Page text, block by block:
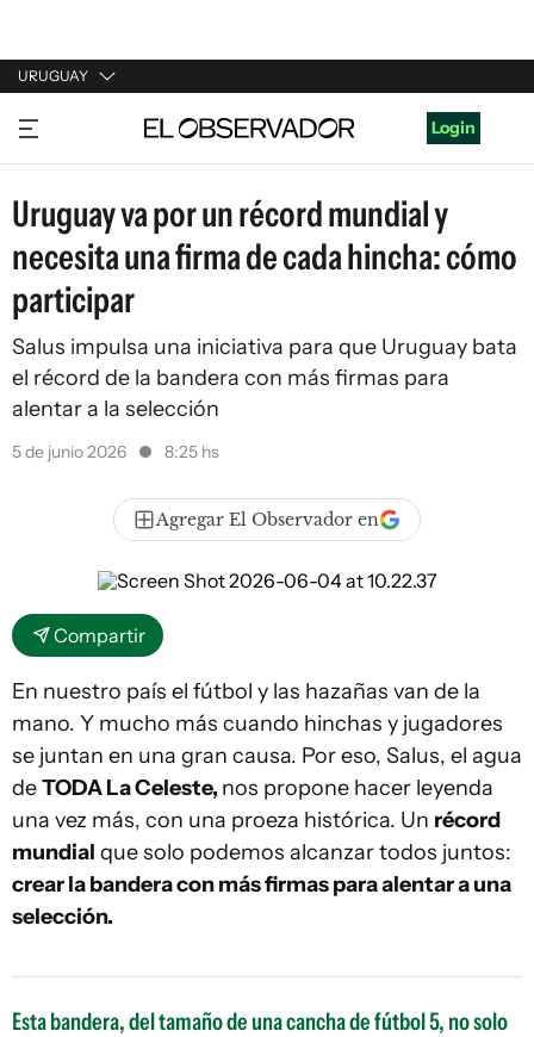
URUGUAY
URUGUAY
ARGENTINA
ESPAÑA
ESTADOS UNIDOS
Login
Uruguay va por un récord mundial y
necesita una firma de cada hincha: cómo
participar
Salus impulsa una iniciativa para que Uruguay bata
el récord de la bandera con más firmas para
alentar a la selección
5 de junio 2026 8:25 hs
Agregar El Observador en
Compartir
En nuestro país el fútbol y las hazañas van de la
mano. Y mucho más cuando hinchas y jugadores
se juntan en una gran causa. Por eso, Salus, el agua
deTODA La Celeste, nos propone hacer leyenda
una vez más, con una proeza histórica. Un récord
mundial que solo podemos alcanzar todos juntos:
crear la bandera con más firmas para alentar a una
selección.
Esta bandera, del tamaño de una cancha de fútbol 5, no solo